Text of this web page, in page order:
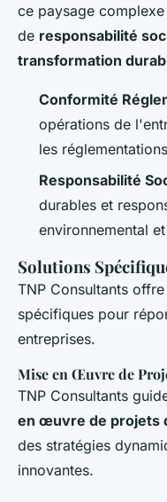
ce paysage
de responsabilité
transformation
Conformité
opérations de
les
Responsabilité
durables et
environnemental
Solutions
TNP Consultants
spécifiques pour
entreprises.
Mise en Œuvre de
TNP Consultants
en œuvre de projets
des stratégies
innovantes.